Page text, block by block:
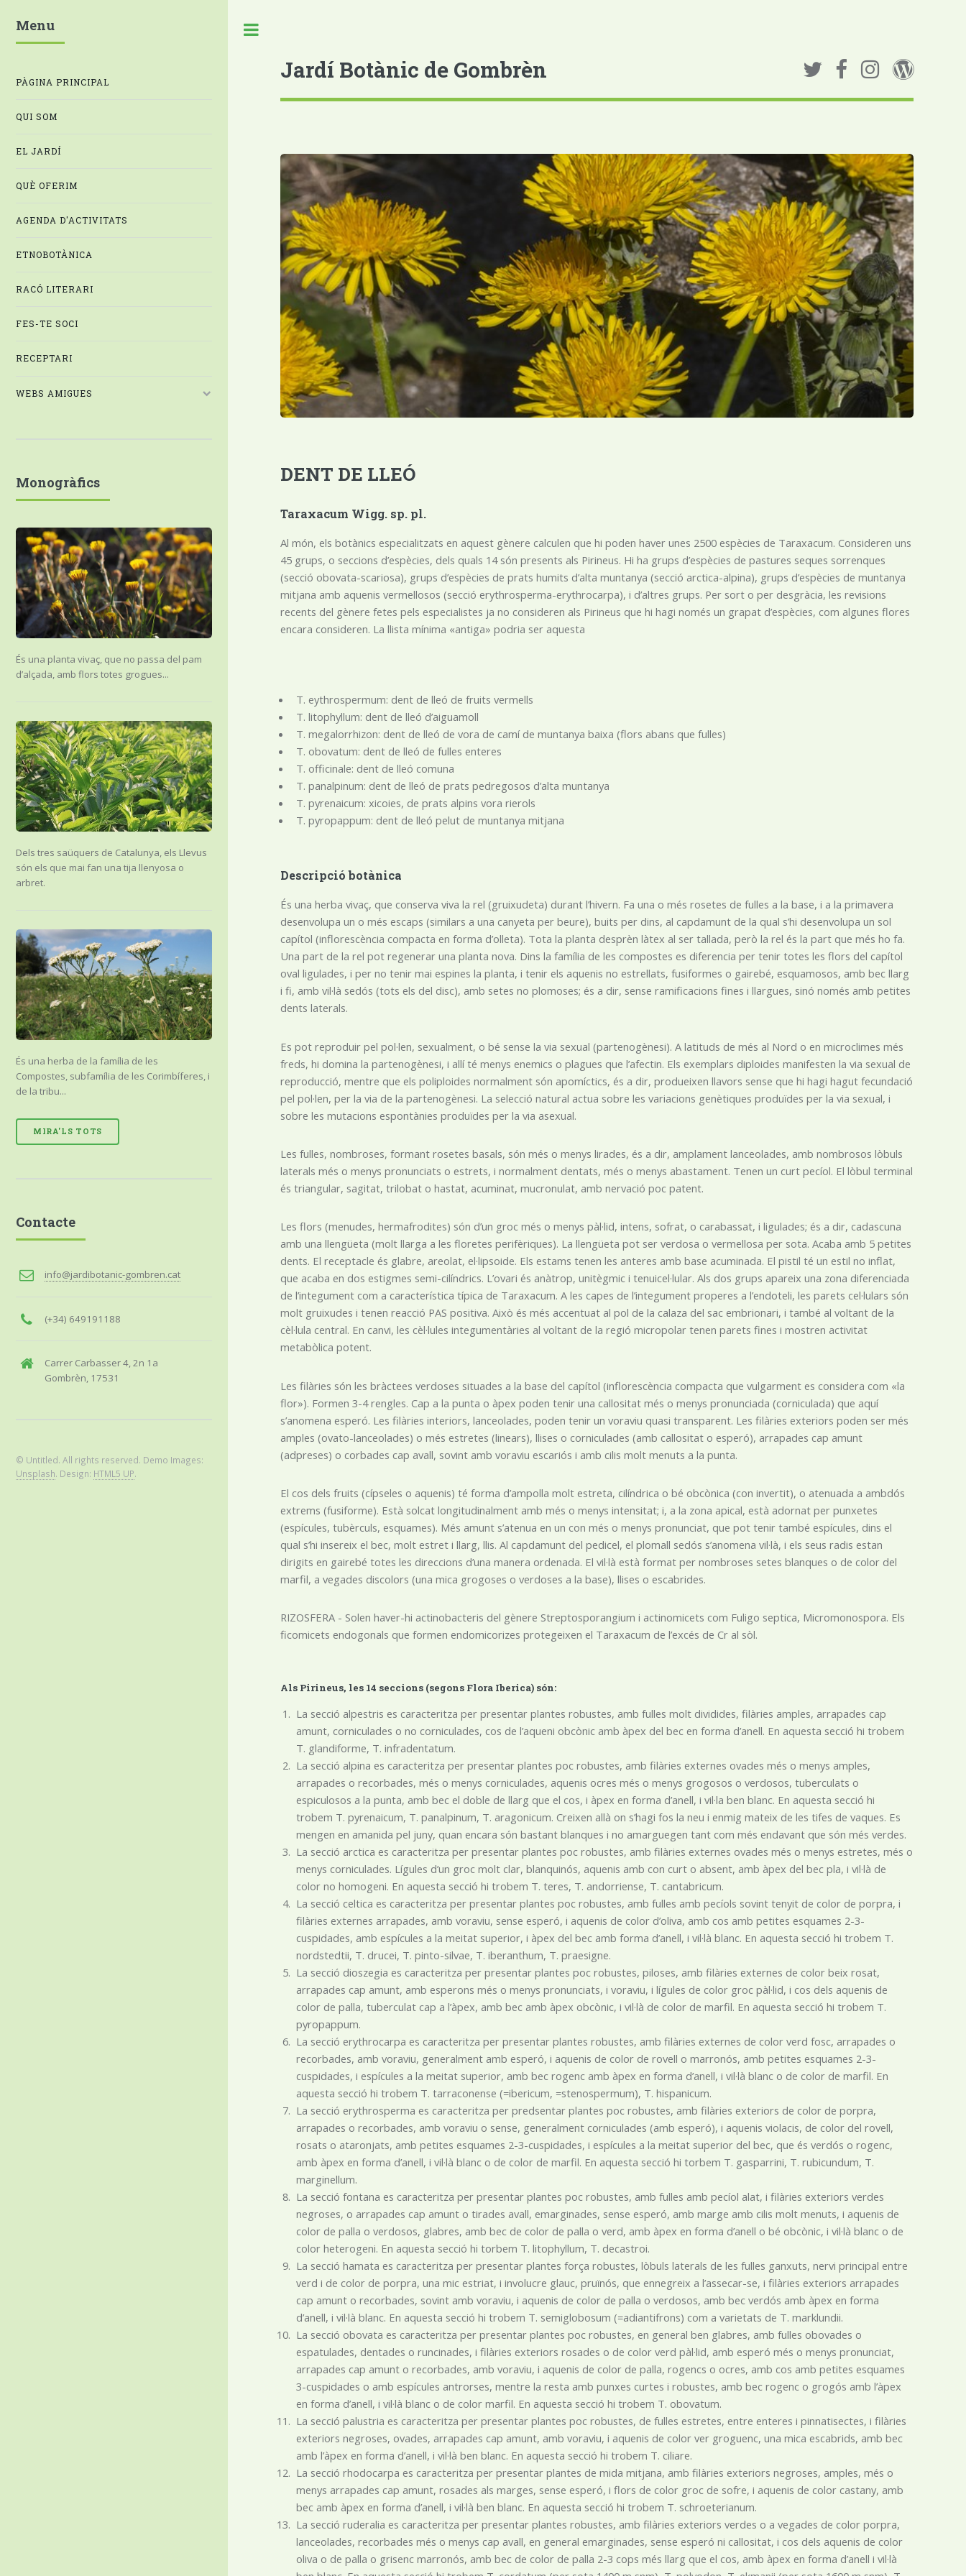
Jardí Botànic de Gombrèn
DENT DE LLEÓ
Taraxacum Wigg. sp. pl.
Al món, els botànics especialitzats en aquest gènere calculen que hi poden haver unes 2500 espècies de Taraxacum. Consideren uns
45 grups, o seccions d’espècies, dels quals 14 són presents als Pirineus. Hi ha grups d’espècies de pastures seques sorrenques
(secció obovata-scariosa), grups d’espècies de prats humits d’alta muntanya (secció arctica-alpina), grups d’espècies de muntanya
mitjana amb aquenis vermellosos (secció erythrosperma-erythrocarpa), i d’altres grups. Per sort o per desgràcia, les revisions
recents del gènere fetes pels especialistes ja no consideren als Pirineus que hi hagi només un grapat d’espècies, com algunes flores
encara consideren. La llista mínima «antiga» podria ser aquesta
T. eythrospermum: dent de lleó de fruits vermells
T. litophyllum: dent de lleó d’aiguamoll
T. megalorrhizon: dent de lleó de vora de camí de muntanya baixa (flors abans que fulles)
T. obovatum: dent de lleó de fulles enteres
T. officinale: dent de lleó comuna
T. panalpinum: dent de lleó de prats pedregosos d’alta muntanya
T. pyrenaicum: xicoies, de prats alpins vora rierols
T. pyropappum: dent de lleó pelut de muntanya mitjana
Descripció botànica
És una herba vivaç, que conserva viva la rel (gruixudeta) durant l’hivern. Fa una o més rosetes de fulles a la base, i a la primavera
desenvolupa un o més escaps (similars a una canyeta per beure), buits per dins, al capdamunt de la qual s’hi desenvolupa un sol
capítol (inflorescència compacta en forma d’olleta). Tota la planta desprèn làtex al ser tallada, però la rel és la part que més ho fa.
Una part de la rel pot regenerar una planta nova. Dins la família de les compostes es diferencia per tenir totes les flors del capítol
oval ligulades, i per no tenir mai espines la planta, i tenir els aquenis no estrellats, fusiformes o gairebé, esquamosos, amb bec llarg
i fi, amb vil·là sedós (tots els del disc), amb setes no plomoses; és a dir, sense ramificacions fines i llargues, sinó només amb petites
dents laterals.
Es pot reproduir pel pol·len, sexualment, o bé sense la via sexual (partenogènesi). A latituds de més al Nord o en microclimes més
freds, hi domina la partenogènesi, i allí té menys enemics o plagues que l’afectin. Els exemplars diploides manifesten la via sexual de
reproducció, mentre que els poliploides normalment són apomíctics, és a dir, produeixen llavors sense que hi hagi hagut fecundació
pel pol·len, per la via de la partenogènesi. La selecció natural actua sobre les variacions genètiques produïdes per la via sexual, i
sobre les mutacions espontànies produïdes per la via asexual.
Les fulles, nombroses, formant rosetes basals, són més o menys lirades, és a dir, amplament lanceolades, amb nombrosos lòbuls
laterals més o menys pronunciats o estrets, i normalment dentats, més o menys abastament. Tenen un curt pecíol. El lòbul terminal
és triangular, sagitat, trilobat o hastat, acuminat, mucronulat, amb nervació poc patent.
Les flors (menudes, hermafrodites) són d’un groc més o menys pàl·lid, intens, sofrat, o carabassat, i ligulades; és a dir, cadascuna
amb una llengüeta (molt llarga a les floretes perifèriques). La llengüeta pot ser verdosa o vermellosa per sota. Acaba amb 5 petites
dents. El receptacle és glabre, areolat, el·lipsoide. Els estams tenen les anteres amb base acuminada. El pistil té un estil no inflat,
que acaba en dos estigmes semi-cilíndrics. L’ovari és anàtrop, unitègmic i tenuicel·lular. Als dos grups apareix una zona diferenciada
de l’integument com a característica típica de Taraxacum. A les capes de l’integument properes a l’endoteli, les parets cel·lulars són
molt gruixudes i tenen reacció PAS positiva. Això és més accentuat al pol de la calaza del sac embrionari, i també al voltant de la
cèl·lula central. En canvi, les cèl·lules integumentàries al voltant de la regió micropolar tenen parets fines i mostren activitat
metabòlica potent.
Les filàries són les bràctees verdoses situades a la base del capítol (inflorescència compacta que vulgarment es considera com «la
flor»). Formen 3-4 rengles. Cap a la punta o àpex poden tenir una callositat més o menys pronunciada (corniculada) que aquí
s’anomena esperó. Les filàries interiors, lanceolades, poden tenir un voraviu quasi transparent. Les filàries exteriors poden ser més
amples (ovato-lanceolades) o més estretes (linears), llises o corniculades (amb callositat o esperó), arrapades cap amunt
(adpreses) o corbades cap avall, sovint amb voraviu escariós i amb cilis molt menuts a la punta.
El cos dels fruits (cípseles o aquenis) té forma d’ampolla molt estreta, cilíndrica o bé obcònica (con invertit), o atenuada a ambdós
extrems (fusiforme). Està solcat longitudinalment amb més o menys intensitat; i, a la zona apical, està adornat per punxetes
(espícules, tubèrculs, esquames). Més amunt s’atenua en un con més o menys pronunciat, que pot tenir també espícules, dins el
qual s’hi insereix el bec, molt estret i llarg, llis. Al capdamunt del pedicel, el plomall sedós s’anomena vil·là, i els seus radis estan
dirigits en gairebé totes les direccions d’una manera ordenada. El vil·là està format per nombroses setes blanques o de color del
marfil, a vegades discolors (una mica grogoses o verdoses a la base), llises o escabrides.
RIZOSFERA - Solen haver-hi actinobacteris del gènere Streptosporangium i actinomicets com Fuligo septica, Micromonospora. Els
ficomicets endogonals que formen endomicorizes protegeixen el Taraxacum de l’excés de Cr al sòl.
Als Pirineus, les 14 seccions (segons Flora Iberica) són:
La secció alpestris es caracteritza per presentar plantes robustes, amb fulles molt dividides, filàries amples, arrapades cap
amunt, corniculades o no corniculades, cos de l’aqueni obcònic amb àpex del bec en forma d’anell. En aquesta secció hi trobem
T. glandiforme, T. infradentatum.
La secció alpina es caracteritza per presentar plantes poc robustes, amb filàries externes ovades més o menys amples,
arrapades o recorbades, més o menys corniculades, aquenis ocres més o menys grogosos o verdosos, tuberculats o
espiculosos a la punta, amb bec el doble de llarg que el cos, i àpex en forma d’anell, i vil·la ben blanc. En aquesta secció hi
trobem T. pyrenaicum, T. panalpinum, T. aragonicum. Creixen allà on s’hagi fos la neu i enmig mateix de les tifes de vaques. Es
mengen en amanida pel juny, quan encara són bastant blanques i no amarguegen tant com més endavant que són més verdes.
La secció arctica es caracteritza per presentar plantes poc robustes, amb filàries externes ovades més o menys estretes, més o
menys corniculades. Lígules d’un groc molt clar, blanquinós, aquenis amb con curt o absent, amb àpex del bec pla, i vil·là de
color no homogeni. En aquesta secció hi trobem T. teres, T. andorriense, T. cantabricum.
La secció celtica es caracteritza per presentar plantes poc robustes, amb fulles amb pecíols sovint tenyit de color de porpra, i
filàries externes arrapades, amb voraviu, sense esperó, i aquenis de color d’oliva, amb cos amb petites esquames 2-3-
cuspidades, amb espícules a la meitat superior, i àpex del bec amb forma d’anell, i vil·là blanc. En aquesta secció hi trobem T.
nordstedtii, T. drucei, T. pinto-silvae, T. iberanthum, T. praesigne.
La secció dioszegia es caracteritza per presentar plantes poc robustes, piloses, amb filàries externes de color beix rosat,
arrapades cap amunt, amb esperons més o menys pronunciats, i voraviu, i lígules de color groc pàl·lid, i cos dels aquenis de
color de palla, tuberculat cap a l’àpex, amb bec amb àpex obcònic, i vil·là de color de marfil. En aquesta secció hi trobem T.
pyropappum.
La secció erythrocarpa es caracteritza per presentar plantes robustes, amb filàries externes de color verd fosc, arrapades o
recorbades, amb voraviu, generalment amb esperó, i aquenis de color de rovell o marronós, amb petites esquames 2-3-
cuspidades, i espícules a la meitat superior, amb bec rogenc amb àpex en forma d’anell, i vil·là blanc o de color de marfil. En
aquesta secció hi trobem T. tarraconense (=ibericum, =stenospermum), T. hispanicum.
La secció erythrosperma es caracteritza per predsentar plantes poc robustes, amb filàries exteriors de color de porpra,
arrapades o recorbades, amb voraviu o sense, generalment corniculades (amb esperó), i aquenis violacis, de color del rovell,
rosats o ataronjats, amb petites esquames 2-3-cuspidades, i espícules a la meitat superior del bec, que és verdós o rogenc,
amb àpex en forma d’anell, i vil·là blanc o de color de marfil. En aquesta secció hi torbem T. gasparrini, T. rubicundum, T.
marginellum.
La secció fontana es caracteritza per presentar plantes poc robustes, amb fulles amb pecíol alat, i filàries exteriors verdes
negroses, o arrapades cap amunt o tirades avall, emarginades, sense esperó, amb marge amb cilis molt menuts, i aquenis de
color de palla o verdosos, glabres, amb bec de color de palla o verd, amb àpex en forma d’anell o bé obcònic, i vil·là blanc o de
color heterogeni. En aquesta secció hi torbem T. litophyllum, T. decastroi.
La secció hamata es caracteritza per presentar plantes força robustes, lòbuls laterals de les fulles ganxuts, nervi principal entre
verd i de color de porpra, una mic estriat, i involucre glauc, pruïnós, que ennegreix a l’assecar-se, i filàries exteriors arrapades
cap amunt o recorbades, sovint amb voraviu, i aquenis de color de palla o verdosos, amb bec verdós amb àpex en forma
d’anell, i vil·là blanc. En aquesta secció hi trobem T. semiglobosum (=adiantifrons) com a varietats de T. marklundii.
La secció obovata es caracteritza per presentar plantes poc robustes, en general ben glabres, amb fulles obovades o
espatulades, dentades o runcinades, i filàries exteriors rosades o de color verd pàl·lid, amb esperó més o menys pronunciat,
arrapades cap amunt o recorbades, amb voraviu, i aquenis de color de palla, rogencs o ocres, amb cos amb petites esquames
3-cuspidades o amb espícules antrorses, mentre la resta amb punxes curtes i robustes, amb bec rogenc o grogós amb l’àpex
en forma d’anell, i vil·là blanc o de color marfil. En aquesta secció hi trobem T. obovatum.
La secció palustria es caracteritza per presentar plantes poc robustes, de fulles estretes, entre enteres i pinnatisectes, i filàries
exteriors negroses, ovades, arrapades cap amunt, amb voraviu, i aquenis de color ver groguenc, una mica escabrids, amb bec
amb l’àpex en forma d’anell, i vil·là ben blanc. En aquesta secció hi trobem T. ciliare.
La secció rhodocarpa es caracteritza per presentar plantes de mida mitjana, amb filàries exteriors negroses, amples, més o
menys arrapades cap amunt, rosades als marges, sense esperó, i flors de color groc de sofre, i aquenis de color castany, amb
bec amb àpex en forma d’anell, i vil·là ben blanc. En aquesta secció hi trobem T. schroeterianum.
La secció ruderalia es caracteritza per presentar plantes robustes, amb filàries exteriors verdes o a vegades de color porpra,
lanceolades, recorbades més o menys cap avall, en general emarginades, sense esperó ni callositat, i cos dels aquenis de color
oliva o de palla o grisenc marronós, amb bec de color de palla 2-3 cops més llarg que el cos, amb àpex en forma d’anell i vil·là
Menu
PÀGINA PRINCIPAL
QUI SOM
EL JARDÍ
QUÈ OFERIM
AGENDA D'ACTIVITATS
ETNOBOTÀNICA
RACÓ LITERARI
FES-TE SOCI
RECEPTARI
WEBS AMIGUES
Monogràfics
És una planta vivaç, que no passa del pam
d’alçada, amb flors totes grogues...
Dels tres saüquers de Catalunya, els Llevus
són els que mai fan una tija llenyosa o
arbret.
És una herba de la família de les
Compostes, subfamília de les Corimbíferes, i
de la tribu...
MIRA'LS TOTS
Contacte
info@jardibotanic-gombren.cat
(+34) 649191188
Carrer Carbasser 4, 2n 1a
Gombrèn, 17531
© Untitled. All rights reserved. Demo Images:
Unsplash. Design: HTML5 UP.